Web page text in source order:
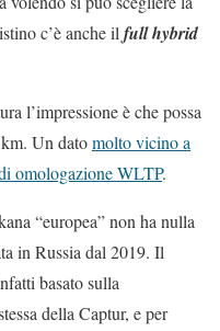
c’è anche il full hybrid
l’impressione è che possa
Un datomolto vicino a
omologazione WLTP.
“europea” non ha nulla
in Russia dal 2019. Il
basato sulla
della Captur, e per